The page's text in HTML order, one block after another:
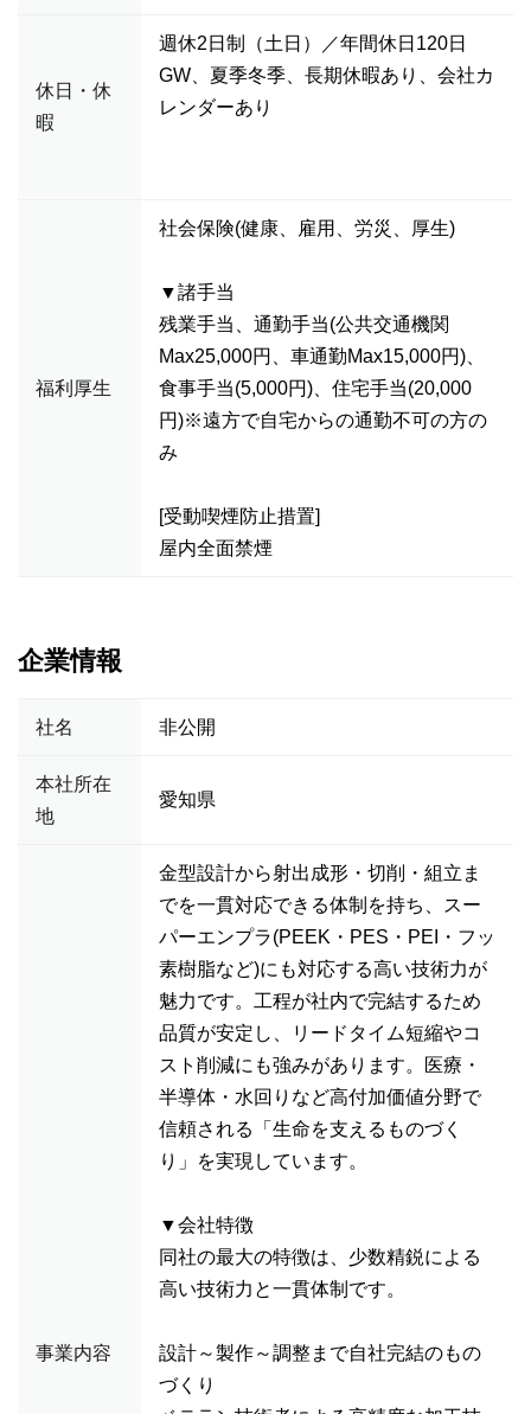
休日・休
暇
週休2日制（土日）／年間休日120日
GW、夏季冬季、長期休暇あり、会社カ
レンダーあり
福利厚生
社会保険(健康、雇用、労災、厚生)
▼諸手当
残業手当、通勤手当(公共交通機関
Max25,000円、車通勤Max15,000円)、
食事手当(5,000円)、住宅手当(20,000
円)※遠方で自宅からの通勤不可の方の
み
[受動喫煙防止措置]
屋内全面禁煙
企業情報
社名 非公開
本社所在
地
愛知県
事業内容
金型設計から射出成形・切削・組立ま
でを一貫対応できる体制を持ち、スー
パーエンプラ(PEEK・PES・PEI・フッ
素樹脂など)にも対応する高い技術力が
魅力です。工程が社内で完結するため
品質が安定し、リードタイム短縮やコ
スト削減にも強みがあります。医療・
半導体・水回りなど高付加価値分野で
信頼される「生命を支えるものづく
り」を実現しています。
▼会社特徴
同社の最大の特徴は、少数精鋭による
高い技術力と一貫体制です。
設計～製作～調整まで自社完結のもの
づくり